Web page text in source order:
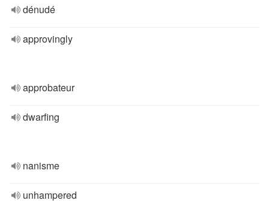
dénudé
approvingly
approbateur
dwarfing
nanisme
unhampered